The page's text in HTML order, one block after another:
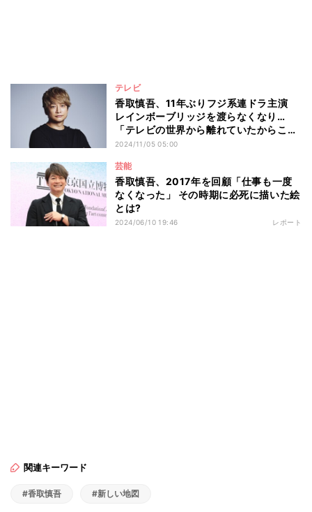
テレビ
香取慎吾、11年ぶりフジ系連ドラ主演
レインボーブリッジを渡らなくなり…
「テレビの世界から離れていたからこ
そ」
2024/11/05 05:00
芸能
香取慎吾、2017年を回顧「仕事も一度
なくなった」 その時期に必死に描いた絵
とは?
2024/06/10 19:46 レポート
関連キーワード
#香取慎吾 #新しい地図